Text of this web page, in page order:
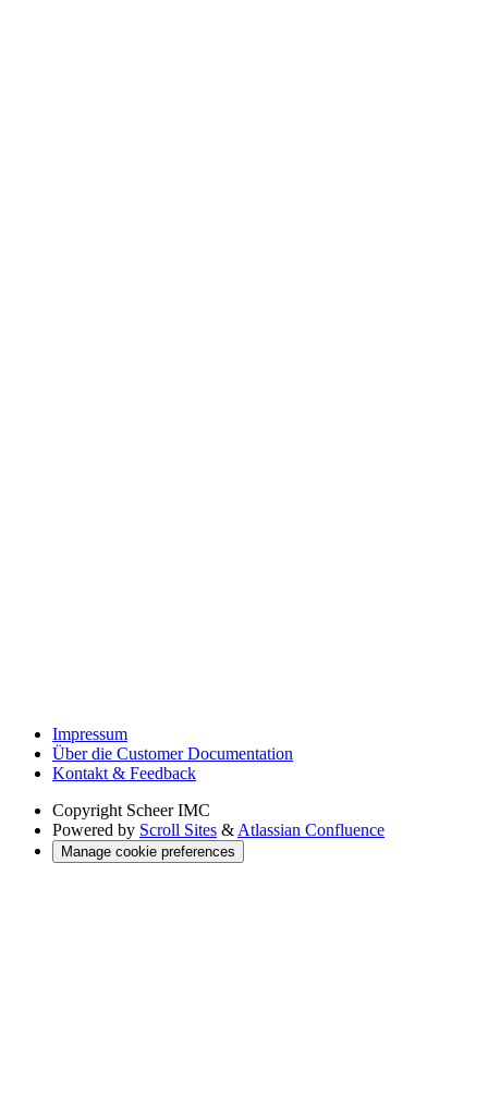
Impressum
Über die Customer Documentation
Kontakt & Feedback
Copyright Scheer IMC
Powered by Scroll Sites & Atlassian Confluence
Manage cookie preferences